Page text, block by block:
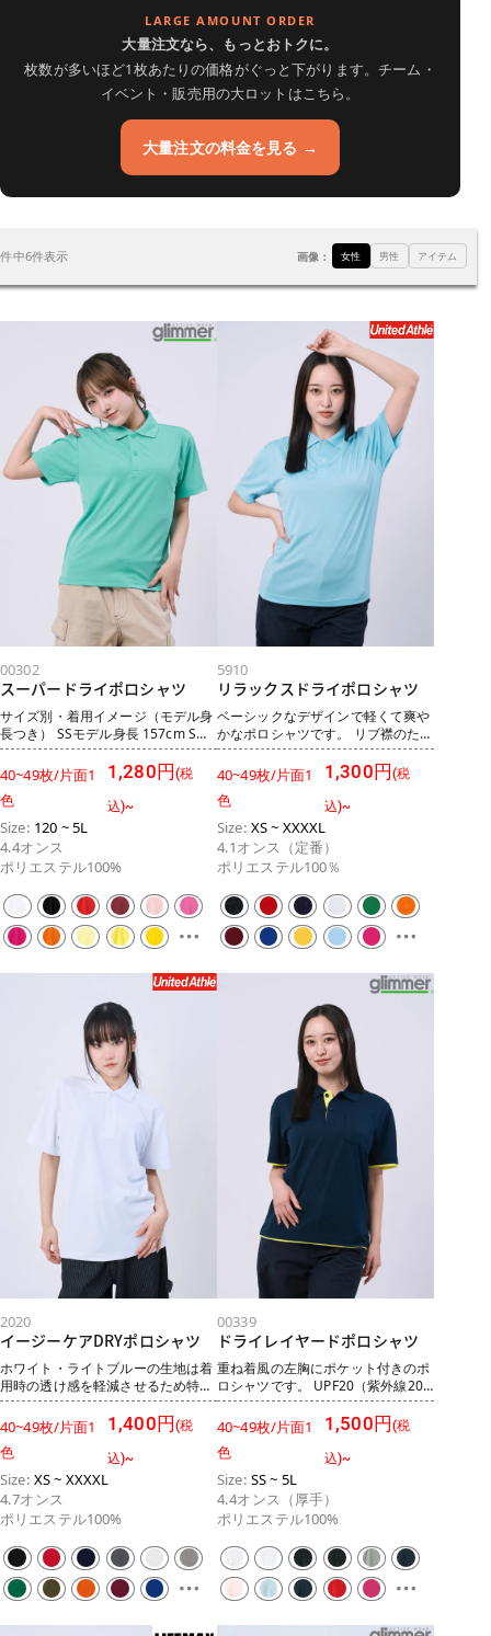
LARGE AMOUNT ORDER
大量注文なら、もっとおトクに。
枚数が多いほど1枚あたりの価格がぐっと下がります。チーム・
イベント・販売用の大ロットはこちら。
大量注文の料金を見る →
中6件表示 画像： 女性 男性 アイテム
00302
スーパードライポロシャツ
サイズ別・着用イメージ（モデル身
長つき） SSモデル身長 157cm Sモ
デル身長 157cm Mモデル身長
167cm Lモデル身長 170cm LLモデ
ル身長 175cm .tkr-size-
reels{margin:28px 0;} .tkr-size-
reels__lead{font-weight:700;font-
size:1.05rem;margin:0 0
14px;padding-left:10px;border-
left:4px solid #f39800;color:#333;}
.tkr-size-
reels__track{display:grid;grid-
template-
columns:repeat(5,1fr);gap:14px;}
reel__badge{display:flex;align-
items:baseline;gap:8px;margin:0 0
8px;} .tkr-reel__badge
b{display:inline-
block;background:#f39800;color:#
fff;font-size:.95rem;line-
height:1;padding:6px 10px;border-
size:.82rem;color:#555;font-
weight:500;} .tkr-
reel__frame{position:relative;widt
h:100%;aspect-
ratio:9/15;background:#fafafa;bor
der:1px solid #eee;border-
radius:10px;overflow:hidden;} .tkr-
reel__frame
iframe{position:absolute;inset:0;wi
dth:100%;height:100%;border:0;}
size-reels__track{grid-template-
columns:repeat(3,1fr);gap:16px;}}
@media(max-width:600px){.tkr-
size-
reels__track{display:flex;overflow-
x:auto;-webkit-overflow-
scrolling:touch;scroll-snap-type:x
mandatory;gap:12px;padding-
bottom:8px;}.tkr-reel{flex:0 0
72%;scroll-snap-align:start;}} スタ
イリッシュで爽やかな見た目と快適
な着心地で、ストレスフリーなポロ
分にはアクティブなシーンでも動き
やすいスリット入り。 洗濯回数が多
くなっても型崩れしづらく、色褪せ
ベタつかない吸汗性で、コシのある
40~49枚/片面1
色
1,280円(税
込)~
Size: 120 ~ 5L
4.4オンス
ポリエステル100%
5910
リラックスドライポロシャツ
ベーシックなデザインで軽くて爽や
かなポロシャツです。 リブ襟のた
め、クールビズ等に対応したビジネ
スシーンでも活躍すること間違いな
し。 快適でしっかりしていてサラサ
ラで着心地も◎ 高コストパフォーマ
ンスでありつつも、カラーやサイズ
展開も豊富なため、 ロゴをプリント
や刺繍して、スポーツチームや企業
やイベントのユニフォームといった
使用もおすすめです。 サイズ別・着
用イメージ（モデル身長つき） Sモ
デル身長 162cm Mモデル身長
162cm .tkr-size-reels{margin:28px
weight:700;font-
14px;padding-left:10px;border-
left:4px solid #f39800;color:#333;}
reels__track{display:grid;grid-
columns:repeat(2,1fr);gap:16px;m
ax-width:560px;} .tkr-
reel{margin:0;} .tkr-
reel__badge{display:flex;align-
items:baseline;gap:8px;margin:0 0
8px;} .tkr-reel__badge
b{display:inline-
block;background:#f39800;color:#
fff;font-size:.95rem;line-
height:1;padding:6px 10px;border-
radius:6px;} .tkr-reel__badge
span{font-
weight:500;} .tkr-
reel__frame{position:relative;widt
h:100%;aspect-
ratio:9/15;background:#fafafa;bor
der:1px solid #eee;border-
radius:10px;overflow:hidden;} .tkr-
reel__frame
iframe{position:absolute;inset:0;wi
dth:100%;height:100%;border:0;}
@media(max-width:600px){.tkr-
size-
reels__track{display:flex;overflow-
scrolling:touch;scroll-snap-type:x
mandatory;gap:12px;padding-
bottom:8px;max-width:none;}.tkr-
align:start;}}
40~49枚/片面1
色
1,300円(税
込)~
Size: XS ~ XXXXL
4.1オンス（定番）
ポリエステル100％
2020
イージーケアDRYポロシャツ
ホワイト・ライトブルーの生地は着
用時の透け感を軽減させるため特殊
な糸を使用しています。そのため生
地の風合いが他カラーよりやわらか
くなります。 シワがつきにくく乾き
も早い！カラバリ豊富な高機能アイ
テム。 表面に凹凸のある編み方で、
通気性が良く、さらりとした肌触り
が特徴なポリエステル鹿の子編みを
使用した、 シワになりにくく、何度
洗濯しても型崩れや色落ちしづらい
ドライ素材のポロシャツ。
UPF20（紫外線20倍カット）で、吸
水速乾機能が備わっており、スポー
シーンはもちろん、 企業のユニフォ
40~49枚/片面1
色
1,400円(税
込)~
Size: XS ~ XXXXL
4.7オンス
ポリエステル100%
00339
ドライレイヤードポロシャツ
重ね着風の左胸にポケット付きのポ
ロシャツです。 UPF20（紫外線20
倍カット）のため、紫外線の約90%
を遮断する機能がありながらも 4.4
オンスと少し薄めな生地なのでオー
ルシーズン活躍します！ 吸汗速乾性
に優れたメッシュ素材で、洗濯をし
てもすぐに乾きやすいドライタイプ
です。 UVカット機能付きでストレ
ッチ性もあるため、屋外でのスポー
ツやアウトドア等チームやプールの
監視員のユニフォームとして、 胸元
に刺繍やプリントを入れてチームや
企業のユニフォームとして等様々な
40~49枚/片面1
色
1,500円(税
込)~
Size: SS ~ 5L
4.4オンス（厚手）
ポリエステル100%